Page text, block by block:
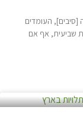
העומדים
שביעית, אף אם